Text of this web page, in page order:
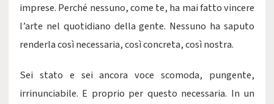
imprese. Perché nessuno, come te, ha mai fatto vincere
l’arte nel quotidiano della gente. Nessuno ha saputo
renderla così necessaria, così concreta, così nostra.
Sei stato e sei ancora voce scomoda, pungente,
irrinunciabile. E proprio per questo necessaria. In un